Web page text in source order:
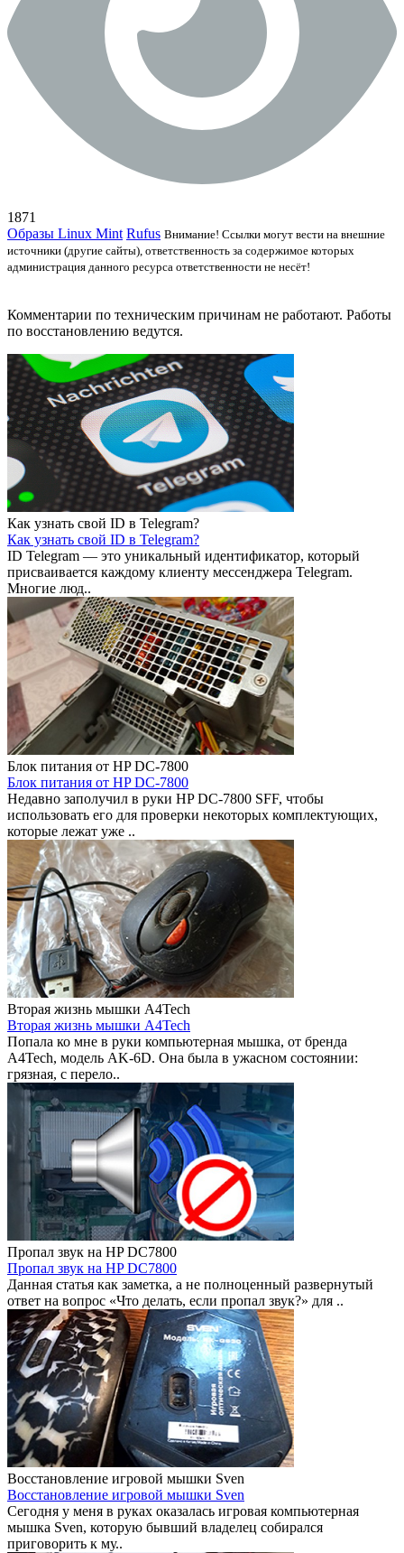
1871
Образы Linux Mint Rufus Внимание! Ссылки могут вести на внешние
источники (другие сайты), ответственность за содержимое которых
администрация данного ресурса ответственности не несёт!
Комментарии по техническим причинам не работают. Работы
по восстановлению ведутся.
Как узнать свой ID в Telegram?
Как узнать свой ID в Telegram?
ID Telegram — это уникальный идентификатор, который
присваивается каждому клиенту мессенджера Telegram.
Многие люд..
Блок питания от HP DC-7800
Блок питания от HP DC-7800
Недавно заполучил в руки HP DC-7800 SFF, чтобы
использовать его для проверки некоторых комплектующих,
которые лежат уже ..
Вторая жизнь мышки A4Tech
Вторая жизнь мышки A4Tech
Попала ко мне в руки компьютерная мышка, от бренда
A4Tech, модель AK-6D. Она была в ужасном состоянии:
грязная, с перело..
Пропал звук на HP DC7800
Пропал звук на HP DC7800
Данная статья как заметка, а не полноценный развернутый
ответ на вопрос «Что делать, если пропал звук?» для ..
Восстановление игровой мышки Sven
Восстановление игровой мышки Sven
Сегодня у меня в руках оказалась игровая компьютерная
мышка Sven, которую бывший владелец собирался
приговорить к му..